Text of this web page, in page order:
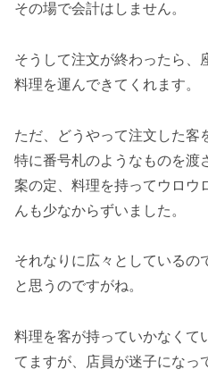
その場で会計はしません。
そうして注文が終わったら、
料理を運んできてくれます。
ただ、どうやって注文した客
特に番号札のようなものを渡
案の定、料理を持ってウロウ
んも少なからずいました。
それなりに広々としているの
と思うのですがね。
料理を客が持っていかなくて
てますが、店員が迷子になっ